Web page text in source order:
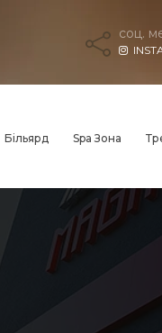
соц.
Більярд Spa Зона